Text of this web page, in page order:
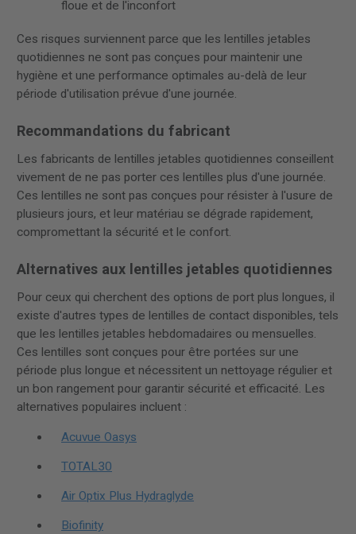
floue et de l'inconfort
Ces risques surviennent parce que les lentilles jetables
quotidiennes ne sont pas conçues pour maintenir une
hygiène et une performance optimales au-delà de leur
période d'utilisation prévue d'une journée.
Recommandations du fabricant
Les fabricants de lentilles jetables quotidiennes conseillent
vivement de ne pas porter ces lentilles plus d'une journée.
Ces lentilles ne sont pas conçues pour résister à l'usure de
plusieurs jours, et leur matériau se dégrade rapidement,
compromettant la sécurité et le confort.
Alternatives aux lentilles jetables quotidiennes
Pour ceux qui cherchent des options de port plus longues, il
existe d'autres types de lentilles de contact disponibles, tels
que les lentilles jetables hebdomadaires ou mensuelles.
Ces lentilles sont conçues pour être portées sur une
période plus longue et nécessitent un nettoyage régulier et
un bon rangement pour garantir sécurité et efficacité. Les
alternatives populaires incluent :
Acuvue Oasys
TOTAL30
Air Optix Plus Hydraglyde
Biofinity